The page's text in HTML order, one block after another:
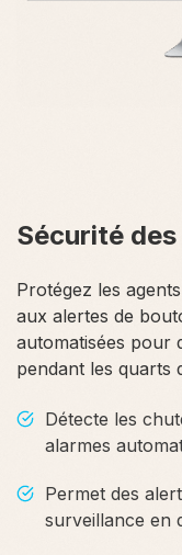
Sécurité
Protégez les
aux alertes de
automatisées pour
pendant les quarts
Détecte les
alarmes
Permet des
surveillance en